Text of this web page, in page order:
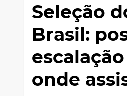
Seleção
Brasil:
onde